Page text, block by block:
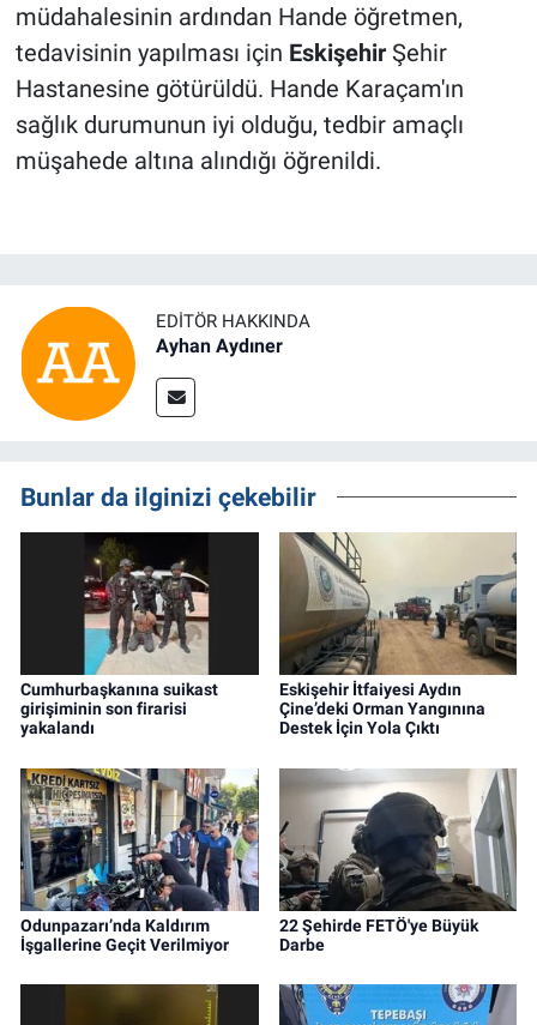
müdahalesinin ardından Hande öğretmen,
tedavisinin yapılması için EskişehirŞehir
Hastanesine götürüldü. Hande Karaçam'ın
sağlık durumunun iyi olduğu, tedbir amaçlı
müşahede altına alındığı öğrenildi.
EDITÖR HAKKINDA
Ayhan Aydıner
Bunlar da ilginizi çekebilir
Cumhurbaşkanına suikast
girişiminin son firarisi
yakalandı
Eskişehir İtfaiyesi Aydın
Çine’deki Orman Yangınına
Destek İçin Yola Çıktı
Odunpazarı’nda Kaldırım
İşgallerine Geçit Verilmiyor
22 Şehirde FETÖ'ye Büyük
Darbe